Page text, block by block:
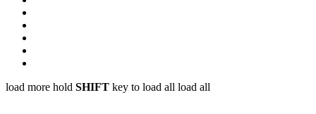
load more hold SHIFT key to load all load all